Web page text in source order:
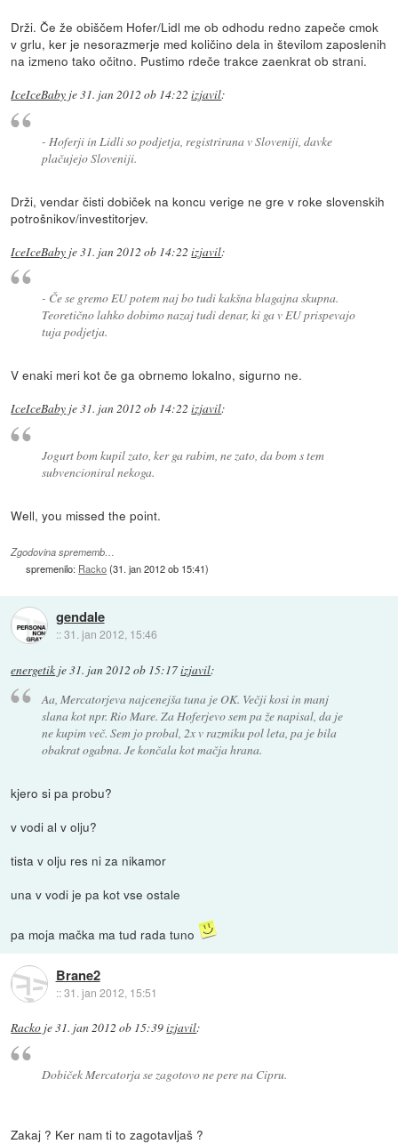
Drži. Če že obiščem Hofer/Lidl me ob odhodu redno zapeče cmok
v grlu, ker je nesorazmerje med količino dela in številom zaposlenih
na izmeno tako očitno. Pustimo rdeče trakce zaenkrat ob strani.
IceIceBaby je31. jan 2012 ob 14:22 izjavil:
- Hoferji in Lidli so podjetja, registrirana v Sloveniji, davke
plačujejo Sloveniji.
Drži, vendar čisti dobiček na koncu verige ne gre v roke slovenskih
potrošnikov/investitorjev.
IceIceBaby je31. jan 2012 ob 14:22 izjavil:
- Če se gremo EU potem naj bo tudi kakšna blagajna skupna.
Teoretično lahko dobimo nazaj tudi denar, ki ga v EU prispevajo
tuja podjetja.
V enaki meri kot če ga obrnemo lokalno, sigurno ne.
IceIceBaby je31. jan 2012 ob 14:22 izjavil:
Jogurt bom kupil zato, ker ga rabim, ne zato, da bom s tem
subvencioniral nekoga.
Well, you missed the point.
Zgodovina sprememb…
spremenilo: Racko(31. jan 2012 ob 15:41)
gendale
::31. jan 2012, 15:46
energetik je31. jan 2012 ob 15:17izjavil:
Aa, Mercatorjeva najcenejša tuna je OK. Večji kosi in manj
slana kot npr. Rio Mare. Za Hoferjevo sem pa že napisal, da je
ne kupim več. Sem jo probal, 2x v razmiku pol leta, pa je bila
obakrat ogabna. Je končala kot mačja hrana.
kjero si pa probu?
v vodi al v olju?
tista v olju res ni za nikamor
una v vodi je pa kot vse ostale
pa moja mačka ma tud rada tuno
Brane2
::31. jan 2012, 15:51
Racko je31. jan 2012 ob 15:39izjavil:
Dobiček Mercatorja se zagotovo ne pere na Cipru.
Zakaj ? Ker nam ti to zagotavljaš ?